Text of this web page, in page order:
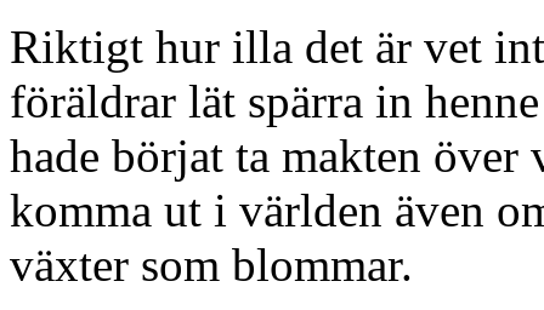
Riktigt hur illa det är vet
föräldrar lät spärra in
hade börjat ta makten
komma ut i världen även
växter som blommar.